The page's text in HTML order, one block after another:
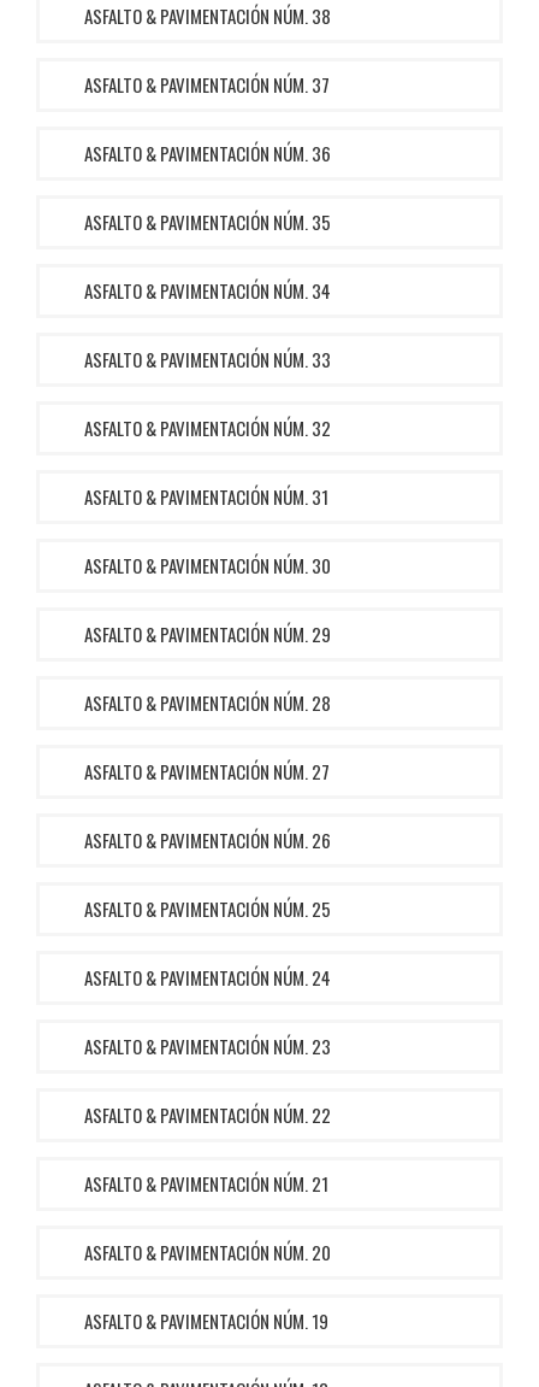
ASFALTO & PAVIMENTACIÓN NÚM. 38
ASFALTO & PAVIMENTACIÓN NÚM. 37
ASFALTO & PAVIMENTACIÓN NÚM. 36
ASFALTO & PAVIMENTACIÓN NÚM. 35
ASFALTO & PAVIMENTACIÓN NÚM. 34
ASFALTO & PAVIMENTACIÓN NÚM. 33
ASFALTO & PAVIMENTACIÓN NÚM. 32
ASFALTO & PAVIMENTACIÓN NÚM. 31
ASFALTO & PAVIMENTACIÓN NÚM. 30
ASFALTO & PAVIMENTACIÓN NÚM. 29
ASFALTO & PAVIMENTACIÓN NÚM. 28
ASFALTO & PAVIMENTACIÓN NÚM. 27
ASFALTO & PAVIMENTACIÓN NÚM. 26
ASFALTO & PAVIMENTACIÓN NÚM. 25
ASFALTO & PAVIMENTACIÓN NÚM. 24
ASFALTO & PAVIMENTACIÓN NÚM. 23
ASFALTO & PAVIMENTACIÓN NÚM. 22
ASFALTO & PAVIMENTACIÓN NÚM. 21
ASFALTO & PAVIMENTACIÓN NÚM. 20
ASFALTO & PAVIMENTACIÓN NÚM. 19